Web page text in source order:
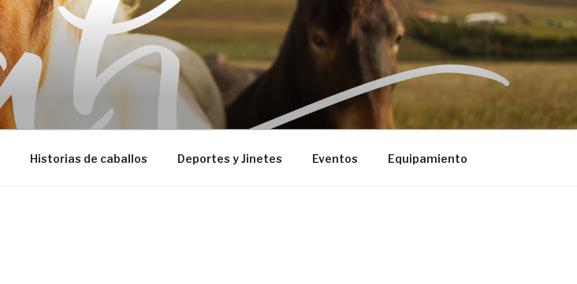
Historias de caballos Deportes y Jinetes Eventos Equipamiento